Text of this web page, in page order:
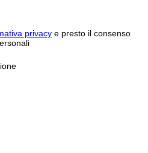
privacye presto il consenso